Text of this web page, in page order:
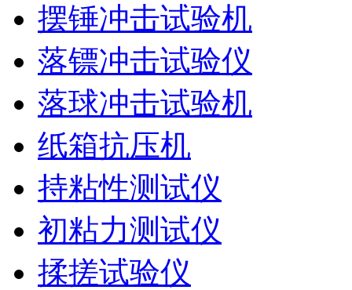
摆锤冲击试验机
落镖冲击试验仪
落球冲击试验机
纸箱抗压机
持粘性测试仪
初粘力测试仪
揉搓试验仪